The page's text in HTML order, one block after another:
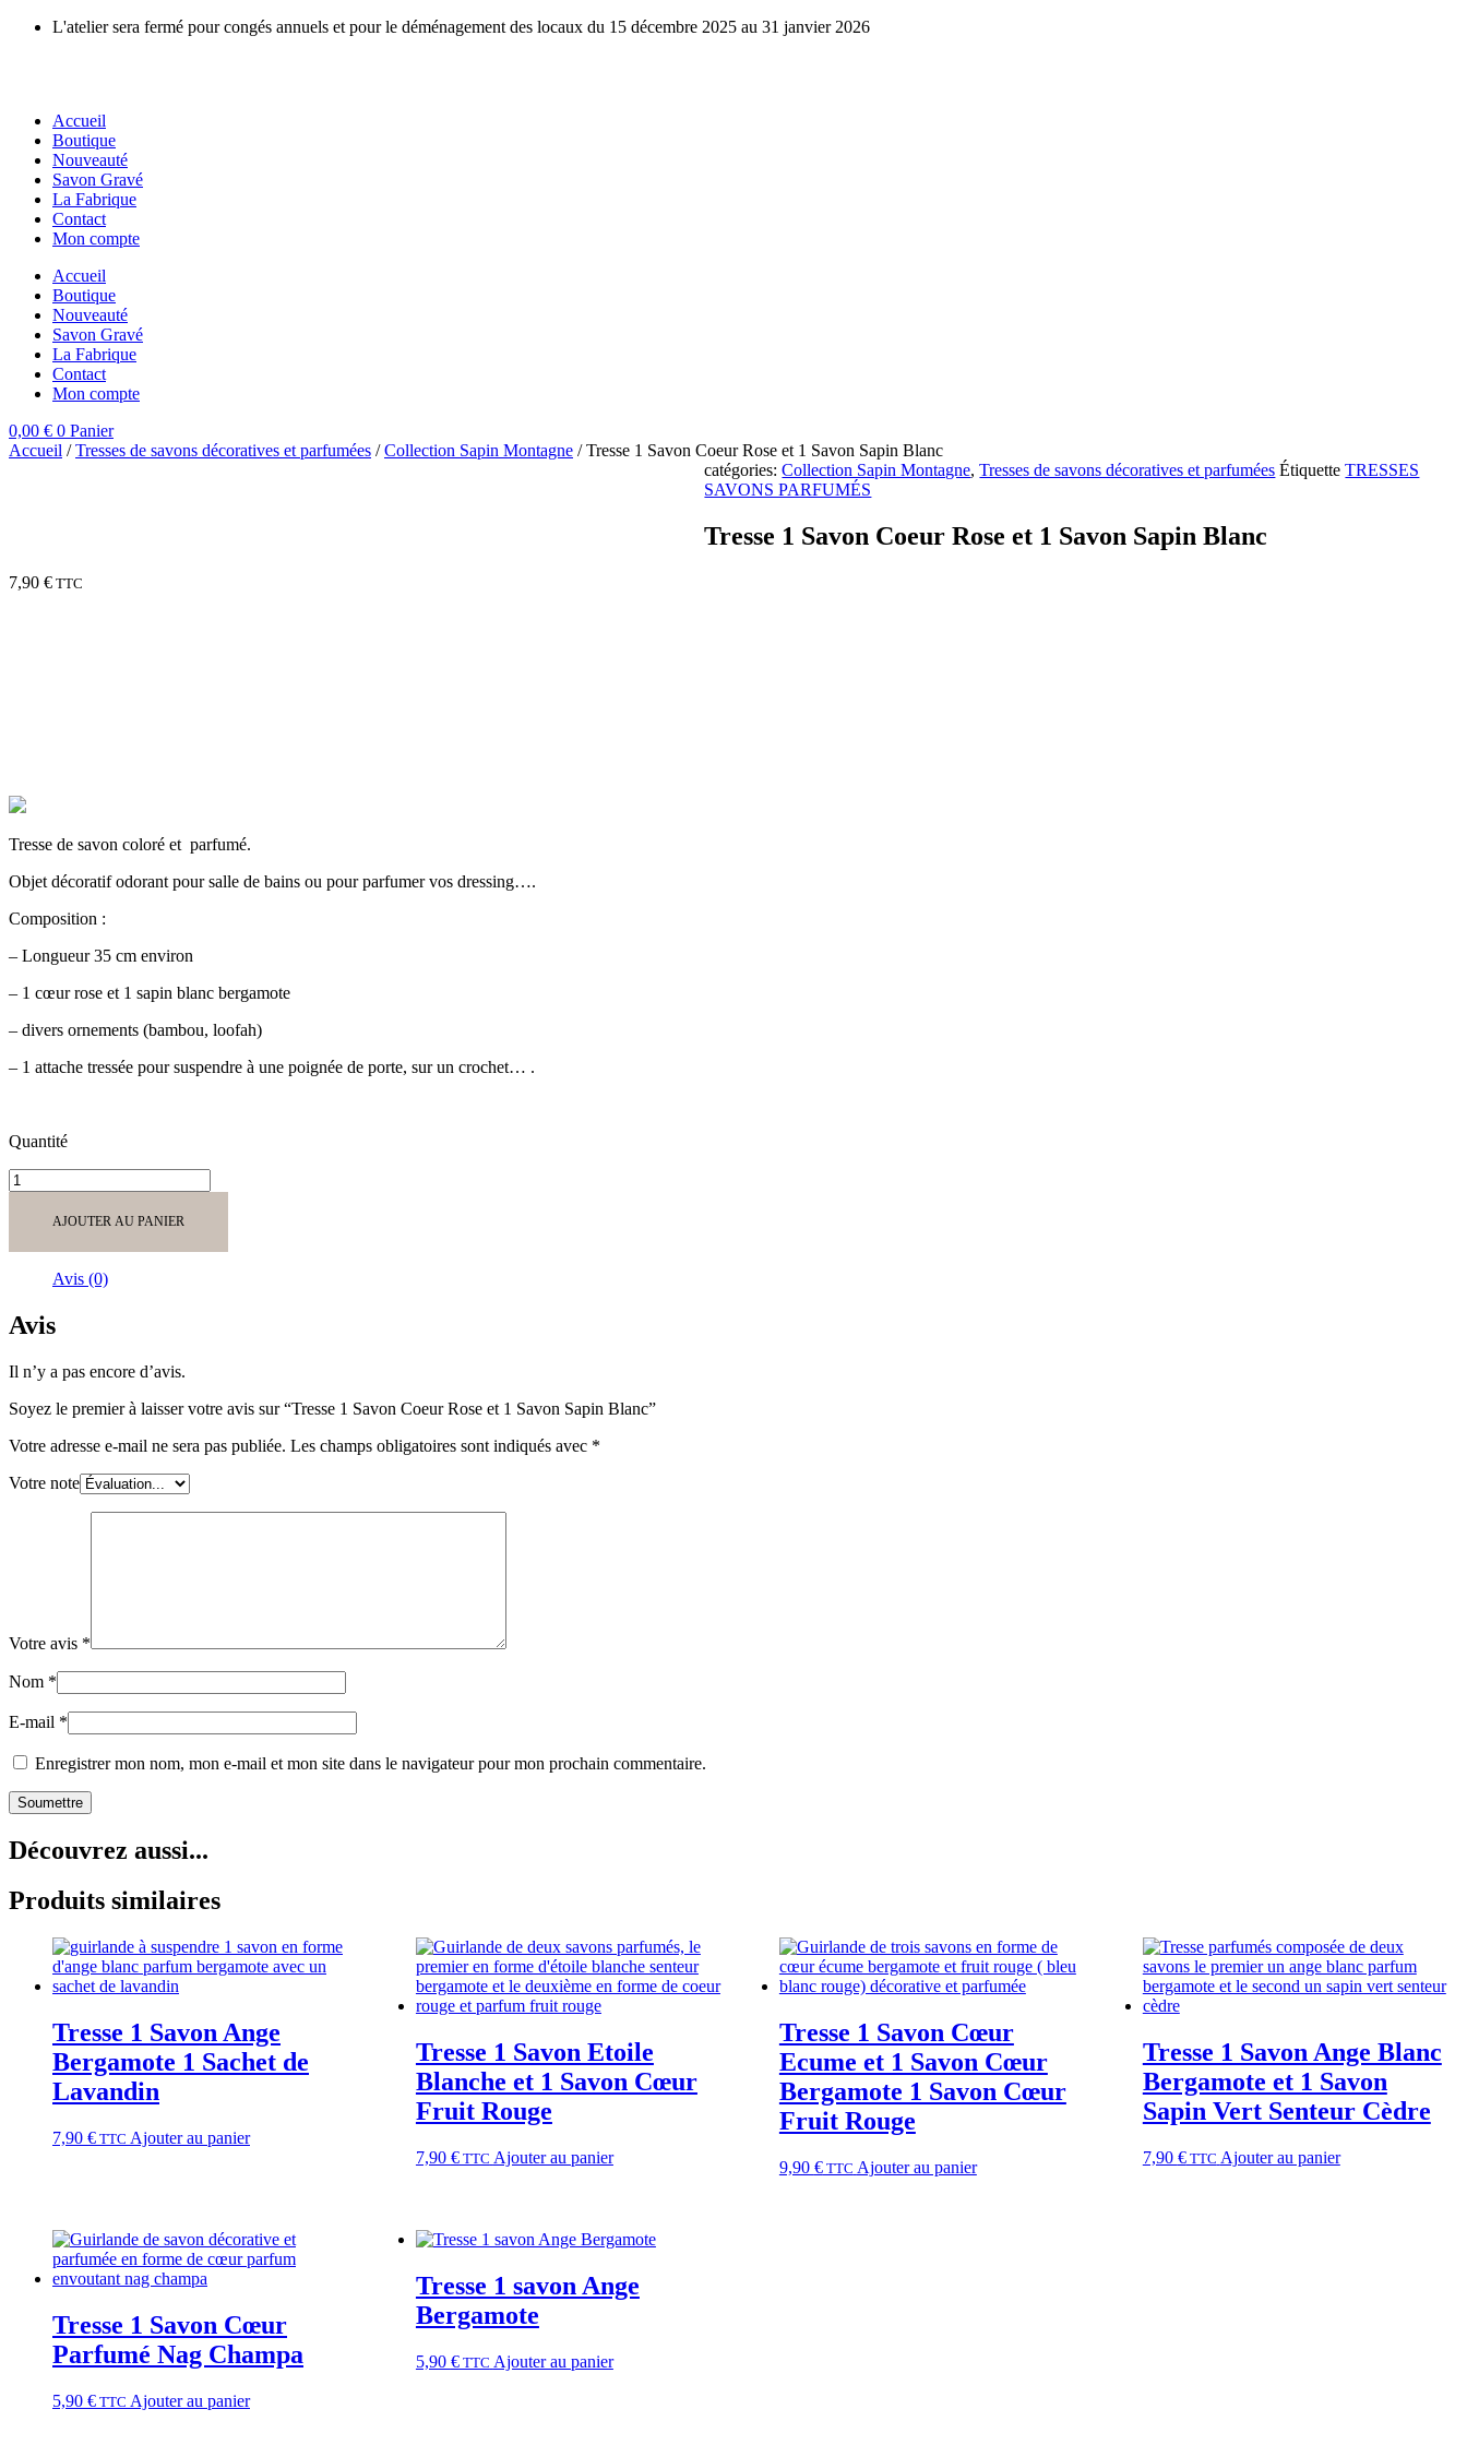
Aller
L'atelier sera fermé pour congés annuels et pour le déménagement des locaux du 15 décembre 2025 au 31 janvier 2026
Accueil
Boutique
Nouveauté
Savon Gravé
La Fabrique
Contact
Mon compte
Accueil
Boutique
Nouveauté
Savon Gravé
La Fabrique
Contact
Mon compte
0,00 € 0 Panier
Accueil /Tresses de savons décoratives et parfumées /Collection Sapin Montagne / Tresse 1 Savon Coeur Rose et 1 Savon Sapin Blanc
catégories: Collection Sapin Montagne,Tresses de savons décoratives et parfumées Étiquette TRESSES
SAVONS PARFUMÉS
Tresse 1 Savon Coeur Rose et 1 Savon Sapin Blanc
7,90 € TTC
Tresse de savon coloré et parfumé.
Objet décoratif odorant pour salle de bains ou pour parfumer vos dressing….
Composition :
– Longueur 35 cm environ
– 1 cœur rose et 1 sapin blanc bergamote
– divers ornements (bambou, loofah)
– 1 attache tressée pour suspendre à une poignée de porte, sur un crochet… .
Quantité
quantité
de
Savon
et
1
Sapin
AJOUTER AU PANIER
Avis (0)
Avis
Il n’y a pas encore d’avis.
Soyez le premier à laisser votre avis sur “Tresse 1 Savon Coeur Rose et 1 Savon Sapin Blanc”
Votre adresse e-mail ne sera pas publiée. Les champs obligatoires sont indiqués avec *
Votre note
Votre avis *
Nom *
E-mail *
Enregistrer mon nom, mon e-mail et mon site dans le navigateur pour mon prochain commentaire.
Découvrez aussi...
Produits similaires
Tresse 1 Savon Ange
Bergamote 1 Sachet de
Lavandin
7,90 € TTC Ajouter au panier
Tresse 1 Savon Etoile
Blanche et 1 Savon Cœur
Fruit Rouge
7,90 €TTC Ajouter au panier
Tresse 1 Savon Cœur
Ecume et 1 Savon Cœur
Bergamote 1 Savon Cœur
Fruit Rouge
9,90 €TTC Ajouter au panier
Tresse 1 Savon Ange Blanc
Bergamote et 1 Savon
Sapin Vert Senteur Cèdre
7,90 €TTC Ajouter au panier
Tresse 1 Savon Cœur
Parfumé Nag Champa
5,90 € TTC Ajouter au panier
Tresse 1 savon Ange
Bergamote
5,90 €TTC Ajouter au panier